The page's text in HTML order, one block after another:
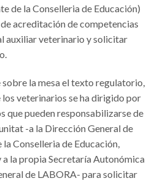
de la Conselleria de Educación)
acreditación de competencias
auxiliar veterinario y solicitar
sobre la mesa el texto regulatorio,
veterinarios se ha dirigido por
que pueden responsabilizarse de
-a la Dirección General de
Conselleria de Educación,
la propia Secretaría Autonómica
de LABORA- para solicitar